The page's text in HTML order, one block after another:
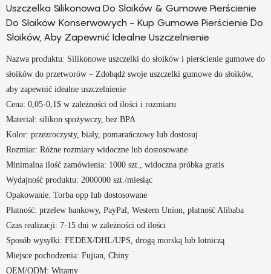
Uszczelka Silikonowa Do Słoików & Gumowe Pierścienie
Do Słoików Konserwowych - Kup Gumowe Pierścienie Do
Słoików, Aby Zapewnić Idealne Uszczelnienie
Nazwa produktu: Silikonowe uszczelki do słoików i pierścienie gumowe do
słoików do przetworów – Zdobądź swoje uszczelki gumowe do słoików,
aby zapewnić idealne uszczelnienie
Cena: 0,05-0,1$ w zależności od ilości i rozmiaru
Materiał: silikon spożywczy, bez BPA
Kolor: przezroczysty, biały, pomarańczowy lub dostosuj
Rozmiar: Różne rozmiary widoczne lub dostosowane
Minimalna ilość zamówienia: 1000 szt., widoczna próbka gratis
Wydajność produktu: 2000000 szt./miesiąc
Opakowanie: Torba opp lub dostosowane
Płatność: przelew bankowy, PayPal, Western Union, płatność Alibaba
Czas realizacji: 7-15 dni w zależności od ilości
Sposób wysyłki: FEDEX/DHL/UPS, drogą morską lub lotniczą
Miejsce pochodzenia: Fujian, Chiny
OEM/ODM: Witamy